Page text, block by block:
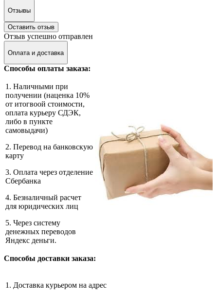
Отзывы
Оставить отзыв
Отзыв успешно отправлен
Оплата и доставка
Способы оплаты заказа:
1. Наличными при
получении (наценка 10%
от итогвоой стоимости,
оплата курьеру СДЭК,
либо в пункте
самовыдачи)
2. Перевод на банковскую
карту
3. Оплата через отделение
Сбербанка
4. Безналичный расчет
для юридических лиц
5. Через систему
денежных переводов
Яндекс деньги.
Способы доставки заказа:
1. Доставка курьером на адрес